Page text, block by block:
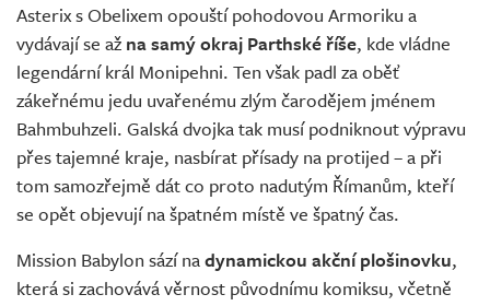
Asterix s Obelixem opouští pohodovou Armoriku a
vydávají se až na samý okraj Parthské říše, kde vládne
legendární král Monipehni. Ten však padl za oběť
zákeřnému jedu uvařenému zlým čarodějem jménem
Bahmbuhzeli. Galská dvojka tak musí podniknout výpravu
přes tajemné kraje, nasbírat přísady na protijed – a při
tom samozřejmě dát co proto nadutým Římanům, kteří
se opět objevují na špatném místě ve špatný čas.
Mission Babylon sází nadynamickou akční plošinovku,
která si zachovává věrnost původnímu komiksu, včetně